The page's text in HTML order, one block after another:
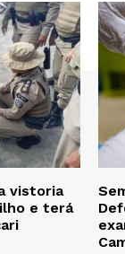
vistoria
e terá